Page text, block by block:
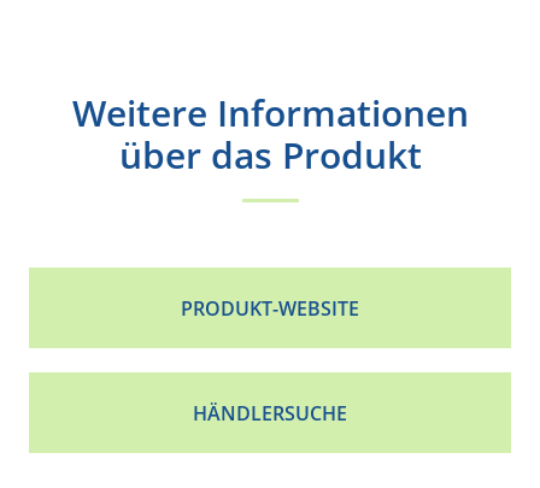
Weitere Informationen
über das Produkt
PRODUKT-WEBSITE
HÄNDLERSUCHE